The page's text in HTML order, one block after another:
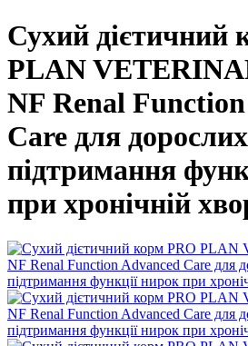
Сухий дієтичний
PLAN
NF Renal
Care для
підтримання
при хронічній